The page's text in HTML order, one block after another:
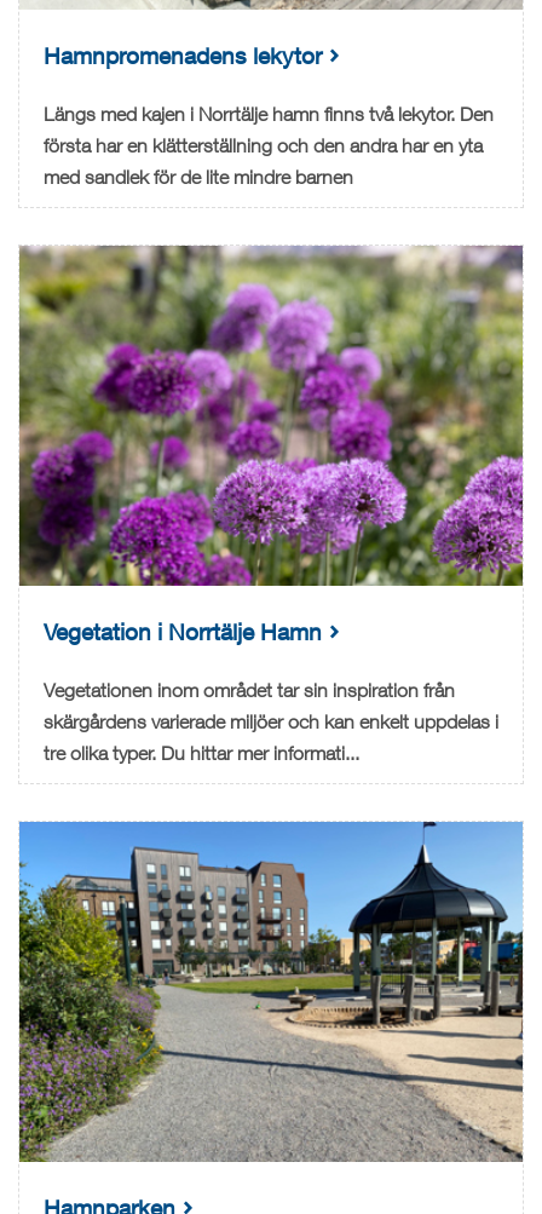
Hamnpromenadens lekytor
Längs med kajen i Norrtälje hamn finns två lekytor. Den
första har en klätterställning och den andra har en yta
med sandlek för de lite mindre barnen
Vegetation i Norrtälje Hamn
Vegetationen inom området tar sin inspiration från
skärgårdens varierade miljöer och kan enkelt uppdelas i
tre olika typer. Du hittar mer informati...
Hamnparken